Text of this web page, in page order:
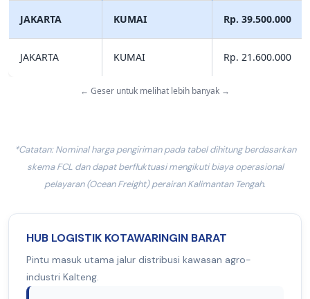
JAKARTA KUMAI Rp. 39.500.000
JAKARTA KUMAI Rp. 21.600.000
← Geser untuk melihat lebih banyak →
*Catatan: Nominal harga pengiriman pada tabel dihitung berdasarkan
skema FCL dan dapat berfluktuasi mengikuti biaya operasional
pelayaran (Ocean Freight) perairan Kalimantan Tengah.
HUB LOGISTIK KOTAWARINGIN BARAT
Pintu masuk utama jalur distribusi kawasan agro-
industri Kalteng.